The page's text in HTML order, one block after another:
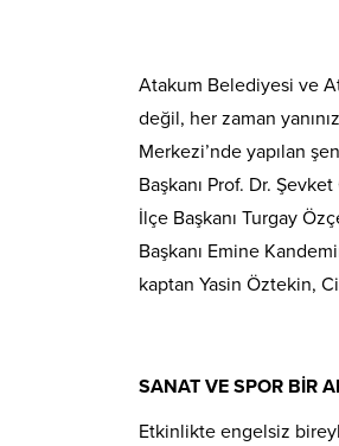
Atakum Belediyesi ve
değil, her zaman
Merkezi’nde yapılan
Başkanı Prof. Dr.
İlçe Başkanı Turgay
Başkanı Emine
kaptan Yasin Öztekin,
SANAT VE SPOR BİR
Etkinlikte engelsiz